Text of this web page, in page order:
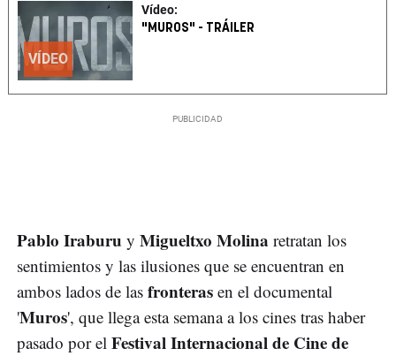
VÍDEO
Vídeo:
"MUROS" - TRÁILER
Pablo Iraburu y Migueltxo Molina retratan los
sentimientos y las ilusiones que se encuentran en
ambos lados de las fronteras en el documental
'Muros', que llega esta semana a los cines tras haber
pasado por el Festival Internacional de Cine de